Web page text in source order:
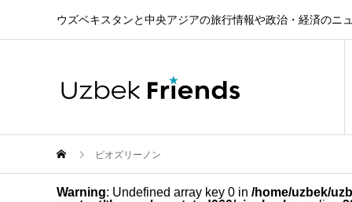
ウズベキスタンと中央アジアの旅行情報や政治・経済のニ
ピオズリーノン
Warning: Undefined array key 0 in /home/uzbek/